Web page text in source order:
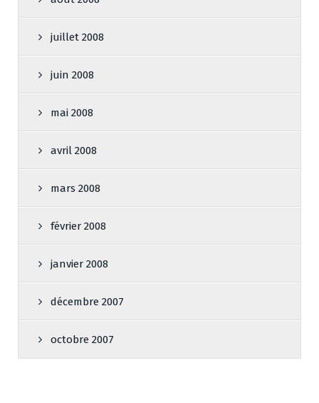
juillet 2008
juin 2008
mai 2008
avril 2008
mars 2008
février 2008
janvier 2008
décembre 2007
octobre 2007